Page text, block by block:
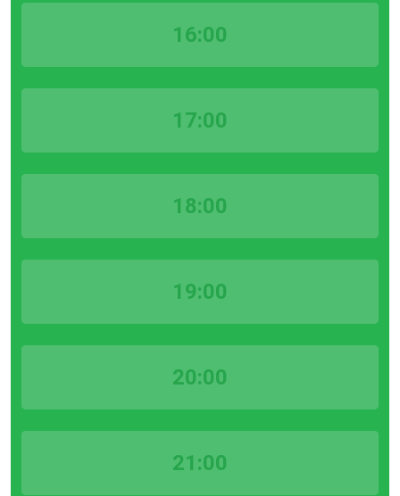
16:00
17:00
18:00
19:00
20:00
21:00